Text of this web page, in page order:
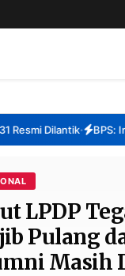
Dilantik• BPS:
LPDP
Pulang
Masih